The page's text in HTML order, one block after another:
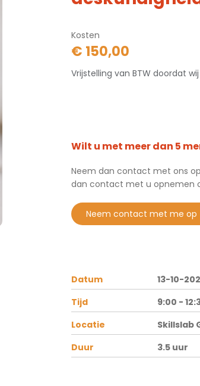
Kosten
€ 150,00
Vrijstelling van BTW doordat
Wilt u met meer dan 5
Neem dan contact met ons
dan contact met u opnemen
neem contact met me op
Datum
13-10-
Tijd
9:00 -
Locatie
Skillslab
Duur
3.5 uur